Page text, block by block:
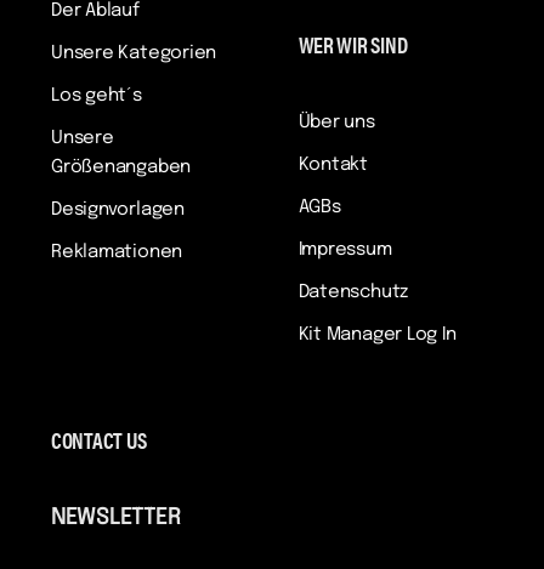
Der Ablauf
Unsere Kategorien
Los geht´s
Unsere
Größenangaben
Designvorlagen
Reklamationen
WER WIR SIND
Über uns
Kontakt
AGBs
Impressum
Datenschutz
Kit Manager Log In
CONTACT US
NEWSLETTER